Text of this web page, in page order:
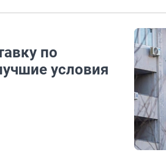
по
условия